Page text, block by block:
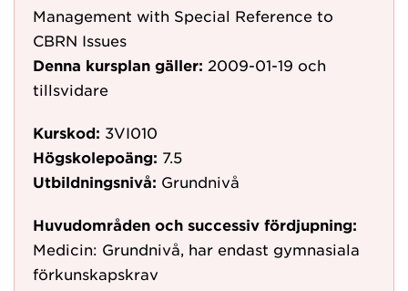
Management with Special Reference to
CBRN Issues
Denna kursplan gäller: 2009-01-19 och
tillsvidare
Kurskod: 3VI010
Högskolepoäng: 7.5
Utbildningsnivå: Grundnivå
Huvudområden och successiv fördjupning:
Medicin: Grundnivå, har endast gymnasiala
förkunskapskrav